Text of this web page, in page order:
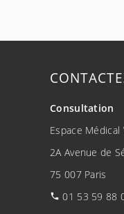
Consultation
Espace Médical
2A Avenue de
75 007 Paris
01 53 59 88